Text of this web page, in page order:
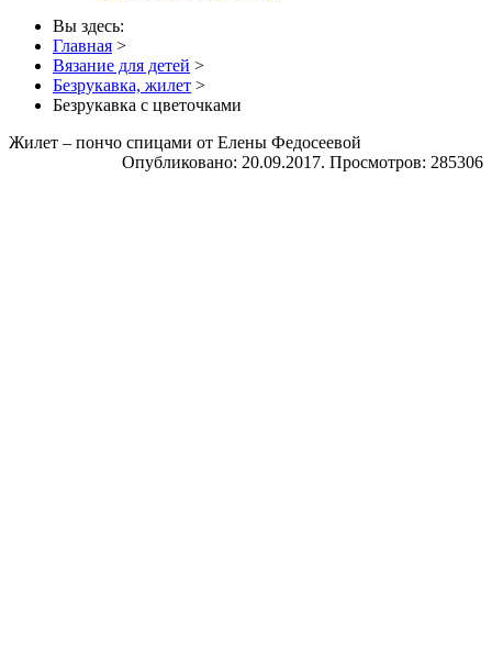
Вы здесь:
Главная >
Вязание для детей >
Безрукавка, жилет >
Безрукавка с цветочками
Жилет – пончо спицами от Елены Федосеевой
Опубликовано: 20.09.2017. Просмотров: 285306